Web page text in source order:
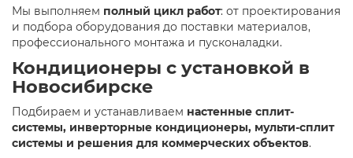
Мы выполняем полный цикл работ: от проектирования
и подбора оборудования до поставки материалов,
профессионального монтажа и пусконаладки.
Кондиционеры с установкой в
Новосибирске
Подбираем и устанавливаем настенные сплит-
системы, инверторные кондиционеры, мульти-сплит
системы и решения для коммерческих объектов.